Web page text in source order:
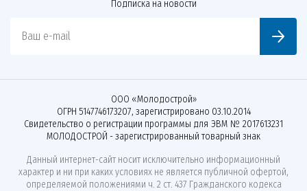
Подписка на новости
Ваш e-mail
ООО «Молодострой»
ОГРН 5147746173207, зарегистрировано 03.10.2014
Свидетельство о регистрации программы для ЭВМ № 2017613231
МОЛОДОСТРОЙ - зарегистрированный товарный знак
Данный интернет-сайт носит исключительно информационный
характер и ни при каких условиях не является публичной офертой,
определяемой положениями ч. 2 ст. 437 Гражданского кодекса